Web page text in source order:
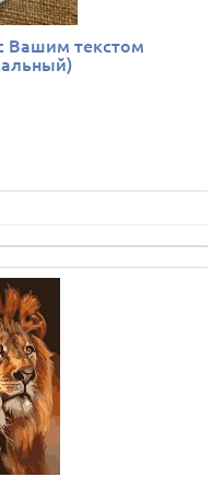
Вашим текстом